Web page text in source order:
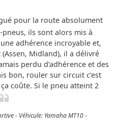
pour la route absolument
ils sont alors mis à
adhérence incroyable et,
Midland), il a délivré
perdu d’adhérence et des
bon, rouler sur circuit c’est
coûte. Si le pneu atteint 2
- Véhicule: Yamaha MT10 -